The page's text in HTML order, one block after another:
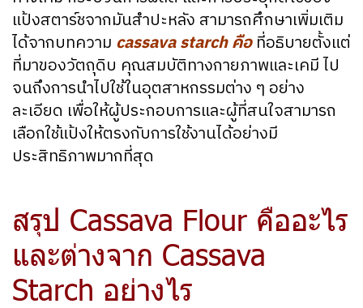
แป้งสตาร์ชจากมันสำปะหลัง สามารถศึกษาเพิ่มเติม
ได้จากบทความ cassava starch คือที่อธิบายตั้งแต่
ที่มาของวัตถุดิบ คุณสมบัติทางกายภาพและเคมี ไป
จนถึงการนำไปใช้ในอุตสาหกรรมต่าง ๆ อย่าง
ละเอียด เพื่อให้ผู้ประกอบการและผู้ที่สนใจสามารถ
เลือกใช้แป้งให้ตรงกับการใช้งานได้อย่างมี
ประสิทธิภาพมากที่สุด
สรุป Cassava Flour คืออะไร
และต่างจาก Cassava
Starch อย่างไร